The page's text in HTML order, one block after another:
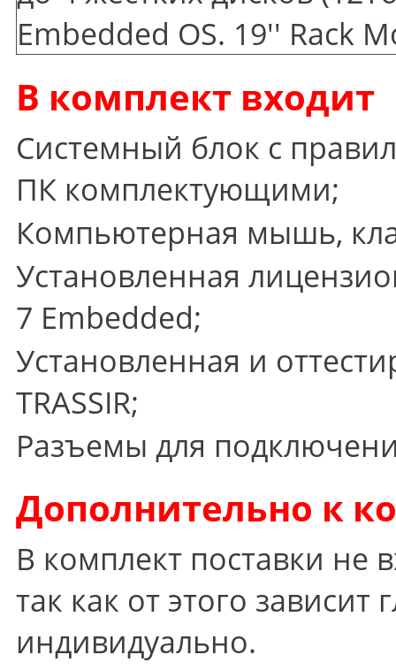
Embedded OS. 19'' Rack
В комплект входит
Системный блок с
ПК комплектующими;
Компьютерная мышь,
Установленная
7 Embedded;
Установленная и
TRASSIR;
Разъемы для
Дополнительно к
В комплект поставки не
так как от этого
индивидуально.